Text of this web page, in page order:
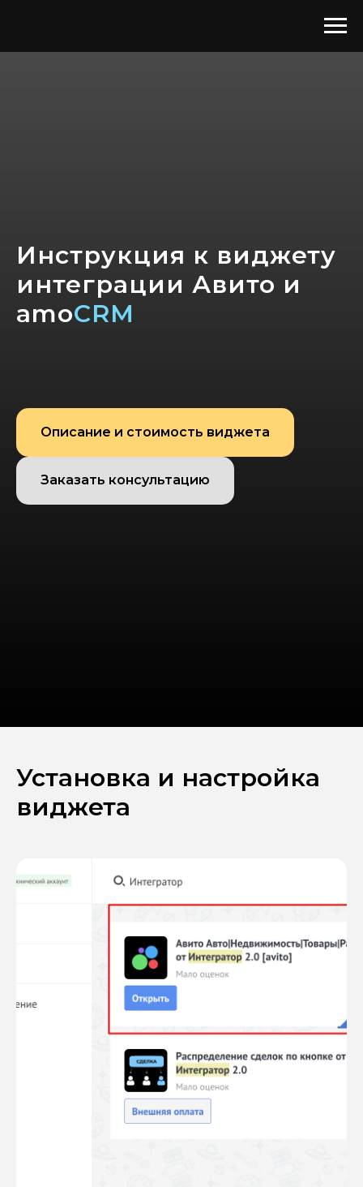
Инструкция к виджету
интеграции Авито и
amoCRM
Описание и стоимость виджета
Заказать консультацию
Установка и настройка
виджета